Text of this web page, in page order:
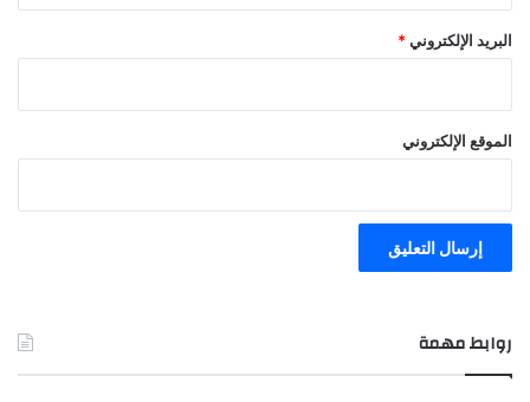
البريد الإلكتروني*
الموقع الإلكتروني
روابط مهمة